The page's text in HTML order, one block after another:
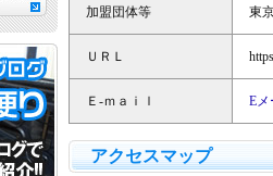
加盟団体等 東
ＵＲＬ
Ｅ-ｍａｉｌ E
アクセスマップ